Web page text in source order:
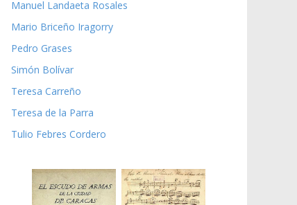
Manuel Landaeta Rosales
Mario Briceño Iragorry
Pedro Grases
Simón Bolívar
Teresa Carreño
Teresa de la Parra
Tulio Febres Cordero